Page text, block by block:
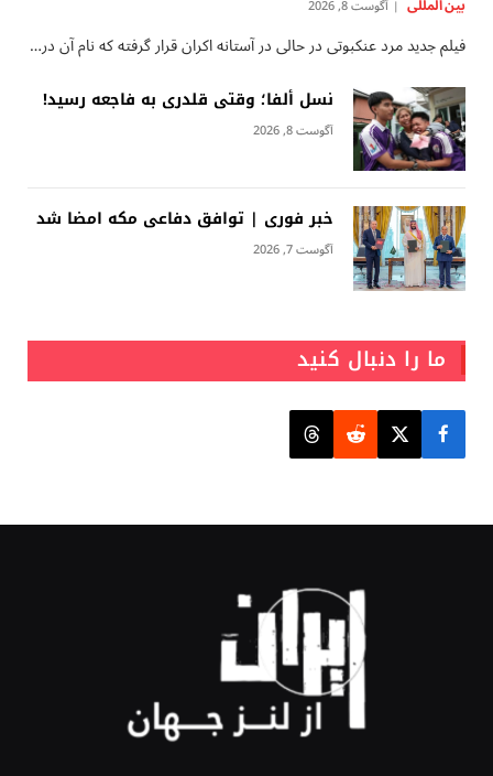
بين المللى آگوست 8, 2026
فیلم جدید مرد عنکبوتی در حالی در آستانه اکران قرار گرفته که نام آن در…
نسل ألفا؛ وقتی قلدری به فاجعه رسید!
آگوست 8, 2026
خبر فوری | توافق دفاعی مکه امضا شد
آگوست 7, 2026
ما را دنبال کنید